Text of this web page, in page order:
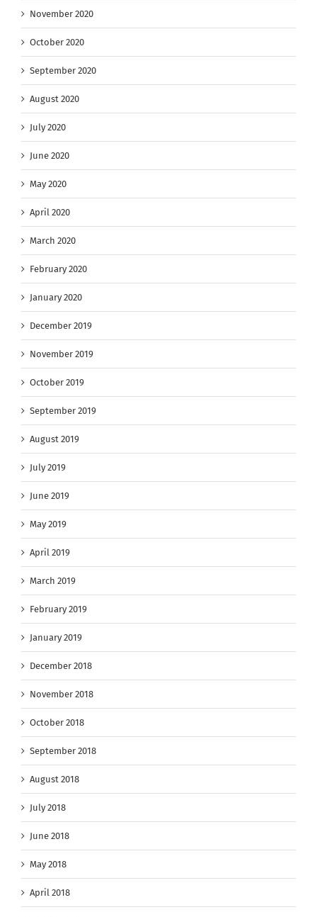
November 2020
October 2020
September 2020
August 2020
July 2020
June 2020
May 2020
April 2020
March 2020
February 2020
January 2020
December 2019
November 2019
October 2019
September 2019
August 2019
July 2019
June 2019
May 2019
April 2019
March 2019
February 2019
January 2019
December 2018
November 2018
October 2018
September 2018
August 2018
July 2018
June 2018
May 2018
April 2018